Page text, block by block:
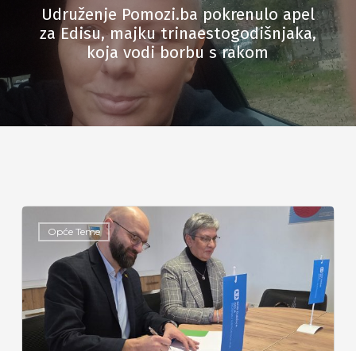
Udruženje Pomozi.ba pokrenulo apel
za Edisu, majku trinaestogodišnjaka,
koja vodi borbu s rakom
Opće Teme